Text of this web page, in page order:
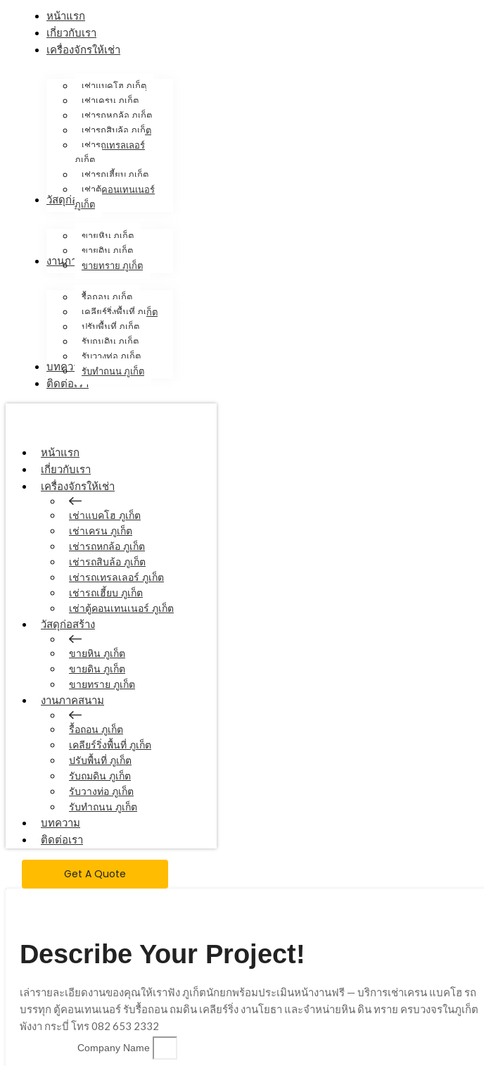
หน้าแรก
เกี่ยวกับเรา
เครื่องจักรให้เช่า
เช่าแบคโฮ ภูเก็ต
เช่าเครน ภูเก็ต
เช่ารถหกล้อ ภูเก็ต
เช่ารถสิบล้อ ภูเก็ต
เช่ารถเทรลเลอร์
ภูเก็ต
เช่ารถเฮี้ยบ ภูเก็ต
เช่าตู้คอนเทนเนอร์
ภูเก็ต
วัสดุก่อสร้าง
ขายหิน ภูเก็ต
ขายดิน ภูเก็ต
ขายทราย ภูเก็ต
งานภาคสนาม
รื้อถอน ภูเก็ต
เคลียร์ริ่งพื้นที่ ภูเก็ต
ปรับพื้นที่ ภูเก็ต
รับถมดิน ภูเก็ต
รับวางท่อ ภูเก็ต
รับทำถนน ภูเก็ต
บทความ
ติดต่อเรา
หน้าแรก
เกี่ยวกับเรา
เครื่องจักรให้เช่า
เช่าแบคโฮ ภูเก็ต
เช่าเครน ภูเก็ต
เช่ารถหกล้อ ภูเก็ต
เช่ารถสิบล้อ ภูเก็ต
เช่ารถเทรลเลอร์ ภูเก็ต
เช่ารถเฮี้ยบ ภูเก็ต
เช่าตู้คอนเทนเนอร์ ภูเก็ต
วัสดุก่อสร้าง
ขายหิน ภูเก็ต
ขายดิน ภูเก็ต
ขายทราย ภูเก็ต
งานภาคสนาม
รื้อถอน ภูเก็ต
เคลียร์ริ่งพื้นที่ ภูเก็ต
ปรับพื้นที่ ภูเก็ต
รับถมดิน ภูเก็ต
รับวางท่อ ภูเก็ต
รับทำถนน ภูเก็ต
บทความ
ติดต่อเรา
Get A Quote
Describe Your Project!
เล่ารายละเอียดงานของคุณให้เราฟัง ภูเก็ตนักยกพร้อมประเมินหน้างานฟรี — บริการเช่าเครน แบคโฮ รถ
บรรทุก ตู้คอนเทนเนอร์ รับรื้อถอน ถมดิน เคลียร์ริ่ง งานโยธา และจำหน่ายหิน ดิน ทราย ครบวงจรในภูเก็ต
พังงา กระบี่ โทร 082 653 2332
Company Name